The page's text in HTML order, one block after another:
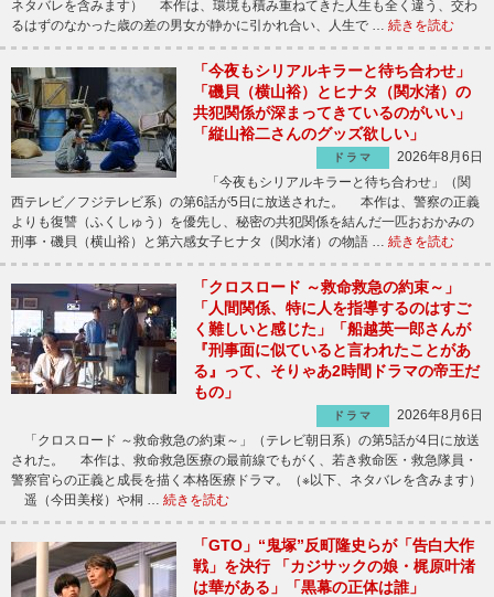
ネタバレを含みます） 本作は、環境も積み重ねてきた人生も全く違う、交わ
るはずのなかった歳の差の男女が静かに引かれ合い、人生で … 続きを読む
「今夜もシリアルキラーと待ち合わせ」
「磯貝（横山裕）とヒナタ（関水渚）の
共犯関係が深まってきているのがいい」
「縦山裕二さんのグッズ欲しい」
ドラマ
2026年8月6日
「今夜もシリアルキラーと待ち合わせ」（関
西テレビ／フジテレビ系）の第6話が5日に放送された。 本作は、警察の正義
よりも復讐（ふくしゅう）を優先し、秘密の共犯関係を結んだ一匹おおかみの
刑事・磯貝（横山裕）と第六感女子ヒナタ（関水渚）の物語 … 続きを読む
「クロスロード ～救命救急の約束～」
「人間関係、特に人を指導するのはすご
く難しいと感じた」「船越英一郎さんが
『刑事面に似ていると言われたことがあ
る』って、そりゃあ2時間ドラマの帝王だ
もの」
ドラマ
2026年8月6日
「クロスロード ～救命救急の約束～」（テレビ朝日系）の第5話が4日に放送
された。 本作は、救命救急医療の最前線でもがく、若き救命医・救急隊員・
警察官らの正義と成長を描く本格医療ドラマ。（※以下、ネタバレを含みます）
遥（今田美桜）や桐 … 続きを読む
「GTO」“鬼塚”反町隆史らが「告白大作
戦」を決行 「カジサックの娘・梶原叶渚
は華がある」「黒幕の正体は誰」